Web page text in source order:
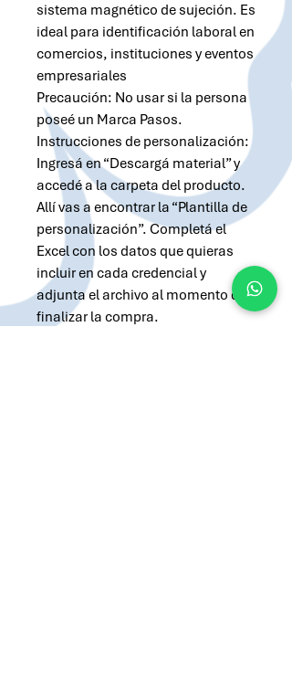
sistema magnético de sujeción. Es
ideal para identificación laboral en
comercios, instituciones y eventos
empresariales
Precaución: No usar si la persona
poseé un Marca Pasos.
Instrucciones de personalización:
Ingresá en “Descargá material” y
accedé a la carpeta del producto.
Allí vas a encontrar la “Plantilla de
personalización”. Completá el
Excel con los datos que quieras
incluir en cada credencial y
adjunta el archivo al momento de
finalizar la compra.